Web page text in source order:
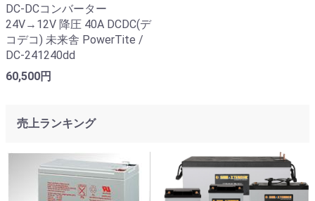
DC-DCコンバーター
24V→12V 降圧 40A DCDC(デ
コデコ) 未来舎 PowerTite /
DC-241240dd
60,500円
売上ランキング